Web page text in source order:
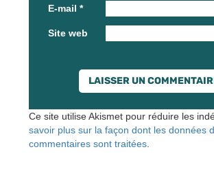
E-mail *
Site web
Ce site utilise Akismet pour réduire les
savoir plus sur la façon dont les données
commentaires sont traitées